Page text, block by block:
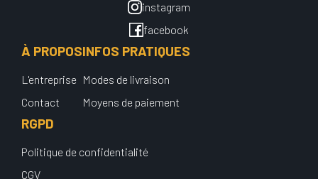
instagram
facebook
À PROPOS
L'entreprise
Contact
INFOS PRATIQUES
Modes de livraison
Moyens de paiement
RGPD
Politique de confidentialité
CGV